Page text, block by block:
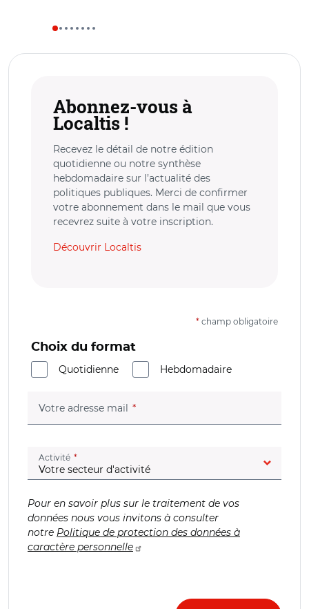
Abonnez-vous à
Localtis !
Recevez le détail de notre édition
quotidienne ou notre synthèse
hebdomadaire sur l’actualité des
politiques publiques. Merci de confirmer
votre abonnement dans le mail que vous
recevrez suite à votre inscription.
Découvrir Localtis
* champ obligatoire
Choix du format
Quotidienne
Hebdomadaire
Votre adresse mail (champ obligatoire)
Activité (champ obligatoire)
Pour en savoir plus sur le traitement de vos
données nous vous invitons à consulter
notre Politique de protection des données à
caractère personnelle